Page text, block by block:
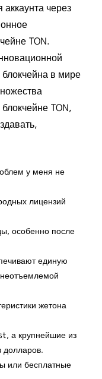
через
TON.
в мире
TON,
у меня не
лицензий
особенно после
единую
жетона
а крупнейшие из
долларов.
или бесплатные